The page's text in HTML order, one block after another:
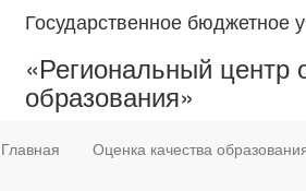
Государственное бюджетное
«Региональный центр
образования»
Главная Оценка качества